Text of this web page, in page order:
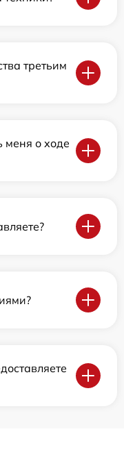
третьим
меня о ходе